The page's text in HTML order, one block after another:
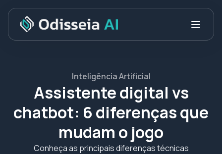
Inteligência Artificial
Assistente digital vs
chatbot: 6 diferenças que
mudam o jogo
Conheça as principais diferenças técnicas